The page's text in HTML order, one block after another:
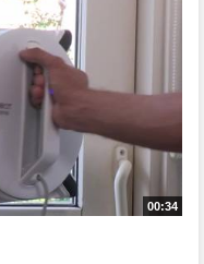
00:34